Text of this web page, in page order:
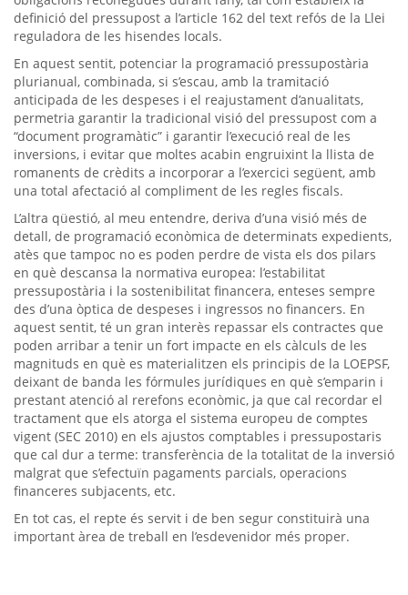
definició del pressupost a l’article 162 del text refós de la Llei
reguladora de les hisendes locals.
En aquest sentit, potenciar la programació pressupostària
plurianual, combinada, si s’escau, amb la tramitació
anticipada de les despeses i el reajustament d’anualitats,
permetria garantir la tradicional visió del pressupost com a
“document programàtic” i garantir l’execució real de les
inversions, i evitar que moltes acabin engruixint la llista de
romanents de crèdits a incorporar a l’exercici següent, amb
una total afectació al compliment de les regles fiscals.
L’altra qüestió, al meu entendre, deriva d’una visió més de
detall, de programació econòmica de determinats expedients,
atès que tampoc no es poden perdre de vista els dos pilars
en què descansa la normativa europea: l’estabilitat
pressupostària i la sostenibilitat financera, enteses sempre
des d’una òptica de despeses i ingressos no financers. En
aquest sentit, té un gran interès repassar els contractes que
poden arribar a tenir un fort impacte en els càlculs de les
magnituds en què es materialitzen els principis de la LOEPSF,
deixant de banda les fórmules jurídiques en què s’emparin i
prestant atenció al rerefons econòmic, ja que cal recordar el
tractament que els atorga el sistema europeu de comptes
vigent (SEC 2010) en els ajustos comptables i pressupostaris
que cal dur a terme: transferència de la totalitat de la inversió
malgrat que s’efectuïn pagaments parcials, operacions
financeres subjacents, etc.
En tot cas, el repte és servit i de ben segur constituirà una
important àrea de treball en l’esdevenidor més proper.